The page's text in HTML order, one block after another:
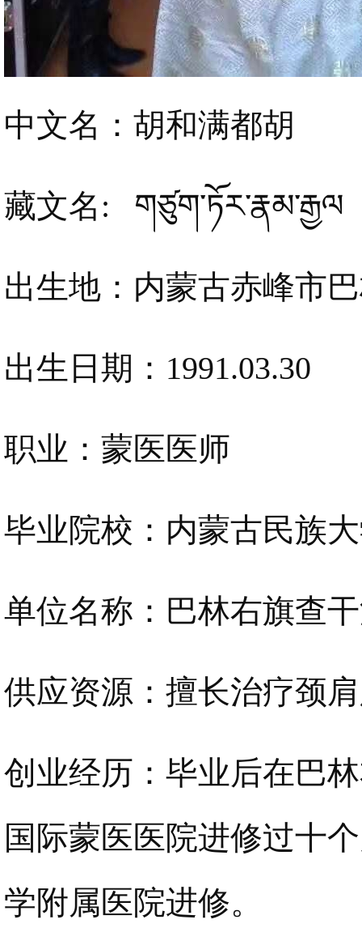
中文名：胡和满都胡
藏文名: གཙུག་ཏོར་རྣམ་རྒྱལ
出生地：内蒙古赤峰市
出生日期：1991.03.30
职业：蒙医医师
毕业院校：内蒙古民族
单位名称：巴林右旗查
供应资源：擅长治疗颈
创业经历：毕业后在巴
国际蒙医医院进修过十
学附属医院进修。